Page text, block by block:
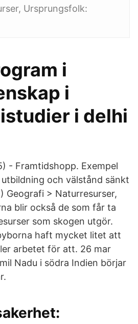
Ursprungsfolk:
i
i
i delhi
- Framtidshopp. Exempel
och välstånd sänkt
Geografi > Naturresurser,
blir också de som får ta
som skogen utgör.
haft mycket litet att
arbetet för att. 26 mar
Nadu i södra Indien börjar